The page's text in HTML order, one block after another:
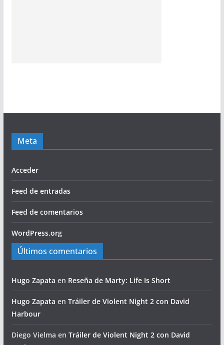
Meta
Acceder
Feed de entradas
Feed de comentarios
WordPress.org
Últimos comentarios
Hugo Zapata en Reseña de Marty: Life Is Short
Hugo Zapata en Tráiler de Violent Night 2 con David
Harbour
Diego Vielma en Tráiler de Violent Night 2 con David